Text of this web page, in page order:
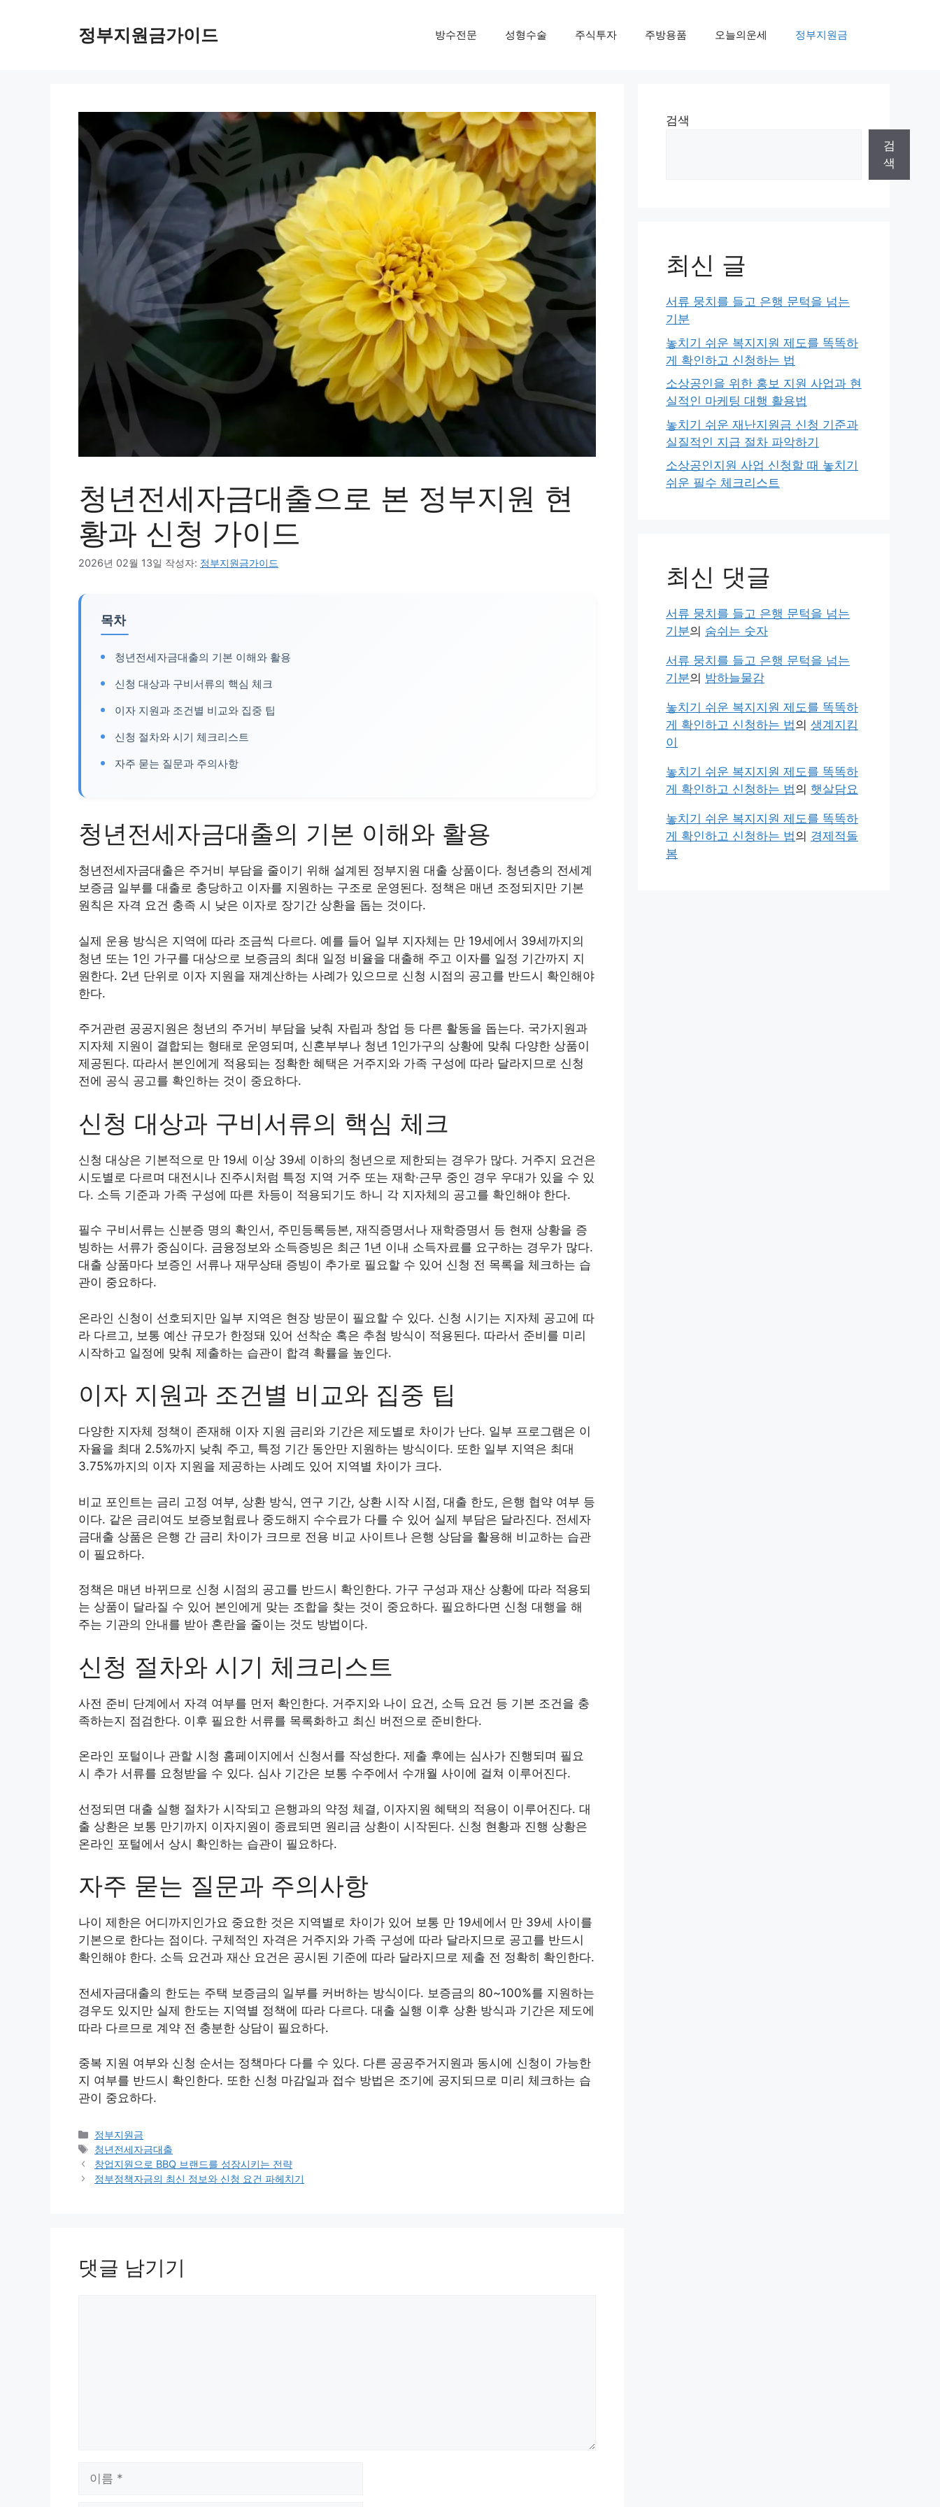
정부지원금가이드 방수전문 성형수술 주식투자 주방용품 오늘의운세 정부지원금
청년전세자금대출으로 본 정부지원 현
황과 신청 가이드
2026년 02월 13일 작성자: 정부지원금가이드
목차
청년전세자금대출의 기본 이해와 활용
신청 대상과 구비서류의 핵심 체크
이자 지원과 조건별 비교와 집중 팁
신청 절차와 시기 체크리스트
자주 묻는 질문과 주의사항
청년전세자금대출의 기본 이해와 활용
청년전세자금대출은 주거비 부담을 줄이기 위해 설계된 정부지원 대출 상품이다. 청년층의 전세계
보증금 일부를 대출로 충당하고 이자를 지원하는 구조로 운영된다. 정책은 매년 조정되지만 기본
원칙은 자격 요건 충족 시 낮은 이자로 장기간 상환을 돕는 것이다.
실제 운용 방식은 지역에 따라 조금씩 다르다. 예를 들어 일부 지자체는 만 19세에서 39세까지의
청년 또는 1인 가구를 대상으로 보증금의 최대 일정 비율을 대출해 주고 이자를 일정 기간까지 지
원한다. 2년 단위로 이자 지원을 재계산하는 사례가 있으므로 신청 시점의 공고를 반드시 확인해야
한다.
주거관련 공공지원은 청년의 주거비 부담을 낮춰 자립과 창업 등 다른 활동을 돕는다. 국가지원과
지자체 지원이 결합되는 형태로 운영되며, 신혼부부나 청년 1인가구의 상황에 맞춰 다양한 상품이
제공된다. 따라서 본인에게 적용되는 정확한 혜택은 거주지와 가족 구성에 따라 달라지므로 신청
전에 공식 공고를 확인하는 것이 중요하다.
신청 대상과 구비서류의 핵심 체크
신청 대상은 기본적으로 만 19세 이상 39세 이하의 청년으로 제한되는 경우가 많다. 거주지 요건은
시도별로 다르며 대전시나 진주시처럼 특정 지역 거주 또는 재학·근무 중인 경우 우대가 있을 수 있
다. 소득 기준과 가족 구성에 따른 차등이 적용되기도 하니 각 지자체의 공고를 확인해야 한다.
필수 구비서류는 신분증 명의 확인서, 주민등록등본, 재직증명서나 재학증명서 등 현재 상황을 증
빙하는 서류가 중심이다. 금융정보와 소득증빙은 최근 1년 이내 소득자료를 요구하는 경우가 많다.
대출 상품마다 보증인 서류나 재무상태 증빙이 추가로 필요할 수 있어 신청 전 목록을 체크하는 습
관이 중요하다.
온라인 신청이 선호되지만 일부 지역은 현장 방문이 필요할 수 있다. 신청 시기는 지자체 공고에 따
라 다르고, 보통 예산 규모가 한정돼 있어 선착순 혹은 추첨 방식이 적용된다. 따라서 준비를 미리
시작하고 일정에 맞춰 제출하는 습관이 합격 확률을 높인다.
이자 지원과 조건별 비교와 집중 팁
다양한 지자체 정책이 존재해 이자 지원 금리와 기간은 제도별로 차이가 난다. 일부 프로그램은 이
자율을 최대 2.5%까지 낮춰 주고, 특정 기간 동안만 지원하는 방식이다. 또한 일부 지역은 최대
3.75%까지의 이자 지원을 제공하는 사례도 있어 지역별 차이가 크다.
비교 포인트는 금리 고정 여부, 상환 방식, 연구 기간, 상환 시작 시점, 대출 한도, 은행 협약 여부 등
이다. 같은 금리여도 보증보험료나 중도해지 수수료가 다를 수 있어 실제 부담은 달라진다. 전세자
금대출 상품은 은행 간 금리 차이가 크므로 전용 비교 사이트나 은행 상담을 활용해 비교하는 습관
이 필요하다.
정책은 매년 바뀌므로 신청 시점의 공고를 반드시 확인한다. 가구 구성과 재산 상황에 따라 적용되
는 상품이 달라질 수 있어 본인에게 맞는 조합을 찾는 것이 중요하다. 필요하다면 신청 대행을 해
주는 기관의 안내를 받아 혼란을 줄이는 것도 방법이다.
신청 절차와 시기 체크리스트
사전 준비 단계에서 자격 여부를 먼저 확인한다. 거주지와 나이 요건, 소득 요건 등 기본 조건을 충
족하는지 점검한다. 이후 필요한 서류를 목록화하고 최신 버전으로 준비한다.
온라인 포털이나 관할 시청 홈페이지에서 신청서를 작성한다. 제출 후에는 심사가 진행되며 필요
시 추가 서류를 요청받을 수 있다. 심사 기간은 보통 수주에서 수개월 사이에 걸쳐 이루어진다.
선정되면 대출 실행 절차가 시작되고 은행과의 약정 체결, 이자지원 혜택의 적용이 이루어진다. 대
출 상환은 보통 만기까지 이자지원이 종료되면 원리금 상환이 시작된다. 신청 현황과 진행 상황은
온라인 포털에서 상시 확인하는 습관이 필요하다.
자주 묻는 질문과 주의사항
나이 제한은 어디까지인가요 중요한 것은 지역별로 차이가 있어 보통 만 19세에서 만 39세 사이를
기본으로 한다는 점이다. 구체적인 자격은 거주지와 가족 구성에 따라 달라지므로 공고를 반드시
확인해야 한다. 소득 요건과 재산 요건은 공시된 기준에 따라 달라지므로 제출 전 정확히 확인한다.
전세자금대출의 한도는 주택 보증금의 일부를 커버하는 방식이다. 보증금의 80~100%를 지원하는
경우도 있지만 실제 한도는 지역별 정책에 따라 다르다. 대출 실행 이후 상환 방식과 기간은 제도에
따라 다르므로 계약 전 충분한 상담이 필요하다.
중복 지원 여부와 신청 순서는 정책마다 다를 수 있다. 다른 공공주거지원과 동시에 신청이 가능한
지 여부를 반드시 확인한다. 또한 신청 마감일과 접수 방법은 조기에 공지되므로 미리 체크하는 습
관이 중요하다.
카
테
고
리
정부지원금
태
그
청년전세자금대출
창업지원으로 BBQ 브랜드를 성장시키는 전략
정부정책자금의 최신 정보와 신청 요건 파헤치기
댓글 남기기
검색
검
색
최신 글
서류 뭉치를 들고 은행 문턱을 넘는
기분
놓치기 쉬운 복지지원 제도를 똑똑하
게 확인하고 신청하는 법
소상공인을 위한 홍보 지원 사업과 현
실적인 마케팅 대행 활용법
놓치기 쉬운 재난지원금 신청 기준과
실질적인 지급 절차 파악하기
소상공인지원 사업 신청할 때 놓치기
쉬운 필수 체크리스트
최신 댓글
서류 뭉치를 들고 은행 문턱을 넘는
기분의 숨쉬는 숫자
서류 뭉치를 들고 은행 문턱을 넘는
기분의 밤하늘물감
놓치기 쉬운 복지지원 제도를 똑똑하
게 확인하고 신청하는 법의 생계지킴
이
놓치기 쉬운 복지지원 제도를 똑똑하
게 확인하고 신청하는 법의 햇살담요
놓치기 쉬운 복지지원 제도를 똑똑하
게 확인하고 신청하는 법의 경제적돌
봄